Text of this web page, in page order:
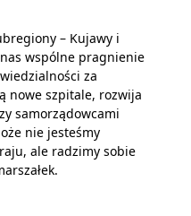
– Kujawy i
wspólne pragnienie
za
nowe szpitale, rozwija
samorządowcami
nie jesteśmy
ale radzimy sobie